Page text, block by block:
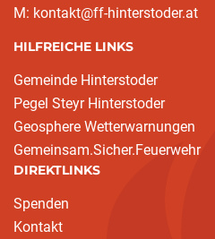
M: kontakt@ff-hinterstoder.at
HILFREICHE LINKS
Gemeinde Hinterstoder
Pegel Steyr Hinterstoder
Geosphere Wetterwarnungen
Gemeinsam.Sicher.Feuerwehr
DIREKTLINKS
Spenden
Kontakt